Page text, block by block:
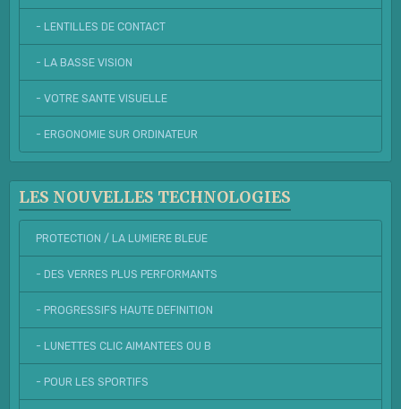
- LENTILLES DE CONTACT
- LA BASSE VISION
- VOTRE SANTE VISUELLE
- ERGONOMIE SUR ORDINATEUR
LES NOUVELLES TECHNOLOGIES
PROTECTION / LA LUMIERE BLEUE
- DES VERRES PLUS PERFORMANTS
- PROGRESSIFS HAUTE DEFINITION
- LUNETTES CLIC AIMANTEES OU B
- POUR LES SPORTIFS